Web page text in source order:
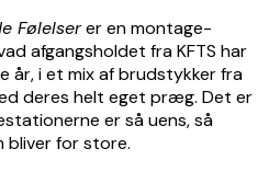
Følelserer en montage-
afgangsholdet fra KFTS har
år, i et mix af brudstykker fra
deres helt eget præg. Det er
er så uens, så
bliver for store.